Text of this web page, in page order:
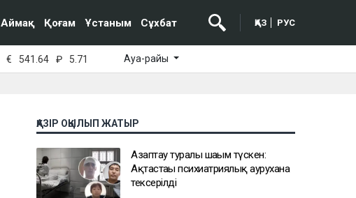
Аймақ Қоғам Ұстаным Сұхбат ҚАЗ РУС
€ 541.64 ₽ 5.71 Ауа-райы
ҚАЗІР ОҚЫЛЫП ЖАТЫР
Азаптау туралы шағым түскен:
Ақтастағы психиатриялық аурухана
тексерілді